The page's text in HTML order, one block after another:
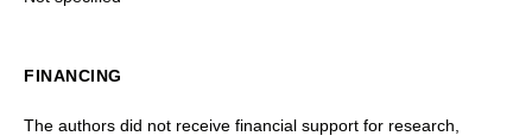
FINANCING
The authors did not receive financial support for research,